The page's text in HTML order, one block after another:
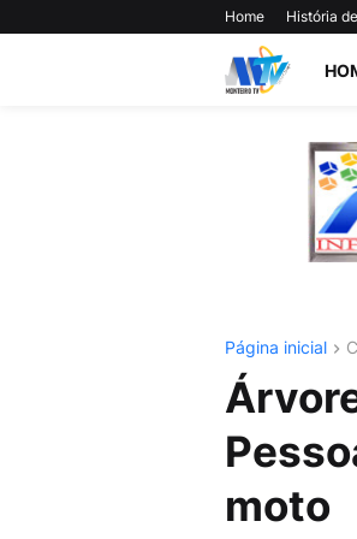
Home História
Página inicial
moto